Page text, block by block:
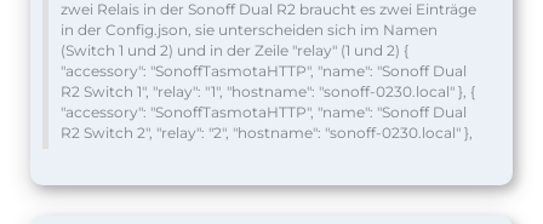
zwei Relais in der Sonoff Dual R2 braucht es zwei Einträge
in der Config.json, sie unterscheiden sich im Namen
(Switch 1 und 2) und in der Zeile "relay" (1 und 2) {
"accessory": "SonoffTasmotaHTTP", "name": "Sonoff Dual
R2 Switch 1", "relay": "1", "hostname": "sonoff-0230.local" }, {
"accessory": "SonoffTasmotaHTTP", "name": "Sonoff Dual
R2 Switch 2", "relay": "2", "hostname": "sonoff-0230.local" },